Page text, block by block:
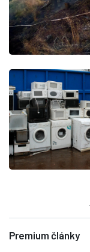
Premium články